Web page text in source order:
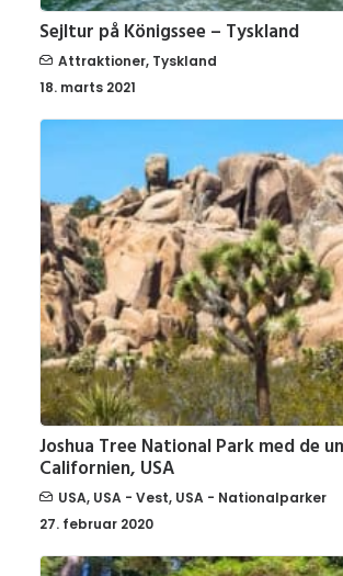
Sejltur på Königssee – Tyskland
Attraktioner, Tyskland
18. marts 2021
Joshua Tree National Park med de
Californien, USA
USA, USA - Vest, USA - Nationalparker
27. februar 2020